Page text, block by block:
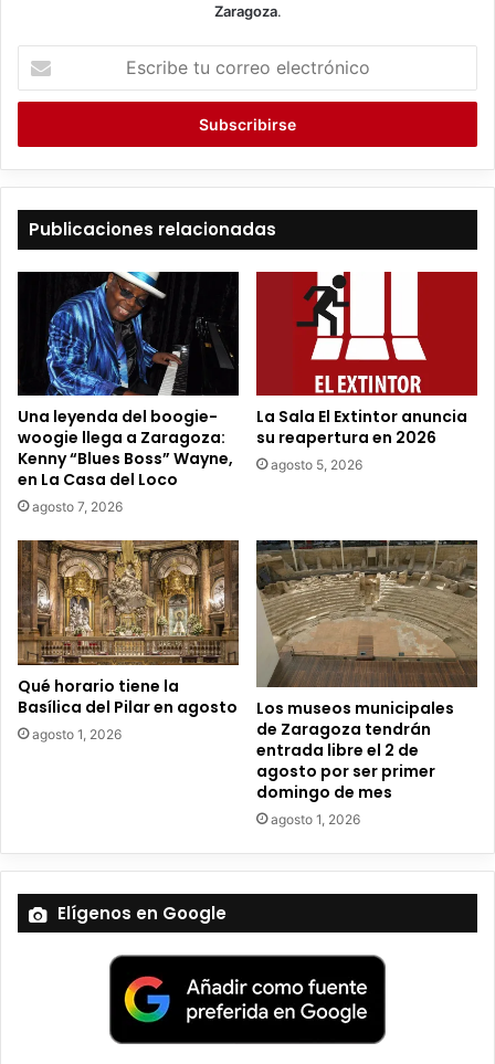
Zaragoza.
c
i
b
o
l
e
c
t
ó
n
i
c
o
Publicaciones relacionadas
Una leyenda del boogie-
woogie llega a Zaragoza:
Kenny “Blues Boss” Wayne,
en La Casa del Loco
agosto 7, 2026
La Sala El Extintor anuncia
su reapertura en 2026
agosto 5, 2026
Qué horario tiene la
Basílica del Pilar en agosto
agosto 1, 2026
Los museos municipales
de Zaragoza tendrán
entrada libre el 2 de
agosto por ser primer
domingo de mes
agosto 1, 2026
Elígenos en Google